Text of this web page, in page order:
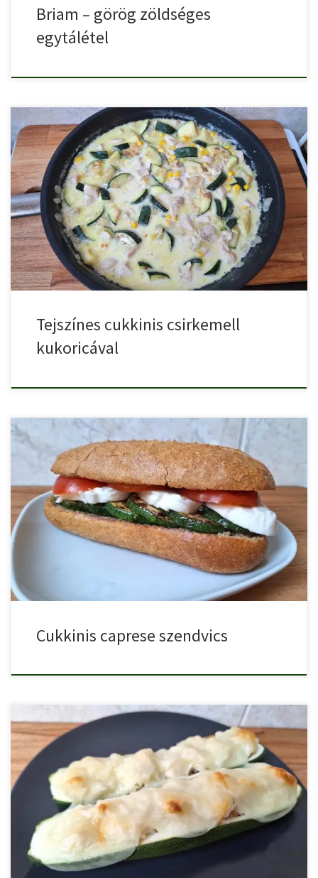
Briam – görög zöldséges
egytálétel
Kapros tejszínes cukkinis csirkemell kukoricával krémes, isteni
finom szaftos étel, […]
Tejszínes cukkinis csirkemell
kukoricával
A népszerű caprese salátából akár szendvicset is készíthetünk, ami
finom […]
Cukkinis caprese szendvics
Tejszínes csirkemellel töltött cukkini egy finom, szaftos csirkés
cukkini recept.